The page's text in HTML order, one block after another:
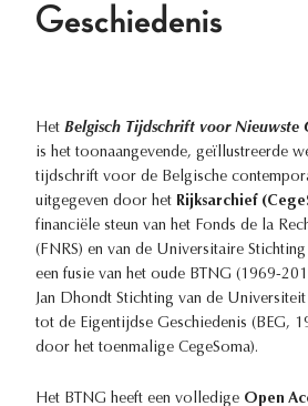
Geschiedenis
Het Belgisch Tijdschrift voor Nieuwste
is het toonaangevende, geïllustreerde
tijdschrift voor de Belgische
uitgegeven door het Rijksarchief
financiële steun van het Fonds de la
(FNRS) en van de Universitaire
een fusie van het oude BTNG (1969-
Jan Dhondt Stichting van de
tot de Eigentijdse Geschiedenis (BEG,
door het toenmalige CegeSoma).
Het BTNG heeft een volledige Open